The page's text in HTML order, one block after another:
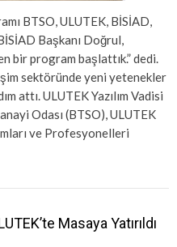
BTSO, ULUTEK, BİSİAD,
Başkanı Doğrul,
bir program başlattık.” dedi.
sektöründe yeni yetenekler
attı. ULUTEK Yazılım Vadisi
Odası (BTSO), ULUTEK
ve Profesyonelleri
Masaya Yatırıldı